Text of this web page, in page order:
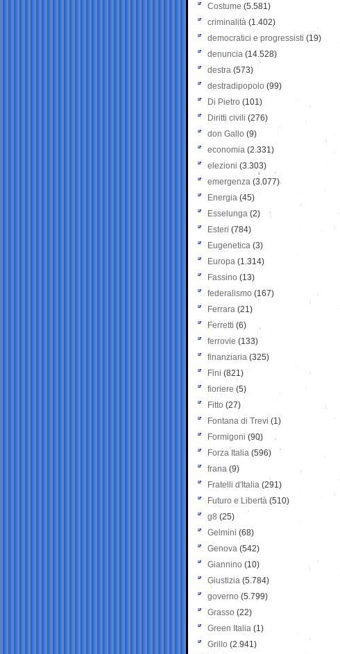
Costume (5.581)
criminalità (1.402)
democratici e progressisti (19)
denuncia (14.528)
destra (573)
destradipopolo (99)
Di Pietro (101)
Diritti civili (276)
don Gallo (9)
economia (2.331)
elezioni (3.303)
emergenza (3.077)
Energia (45)
Esselunga (2)
Esteri (784)
Eugenetica (3)
Europa (1.314)
Fassino (13)
federalismo (167)
Ferrara (21)
Ferretti (6)
ferrovie (133)
finanziaria (325)
Fini (821)
fioriere (5)
Fitto (27)
Fontana di Trevi (1)
Formigoni (90)
Forza Italia (596)
frana (9)
Fratelli d'Italia (291)
Futuro e Libertà (510)
g8 (25)
Gelmini (68)
Genova (542)
Giannino (10)
Giustizia (5.784)
governo (5.799)
Grasso (22)
Green Italia (1)
Grillo (2.941)